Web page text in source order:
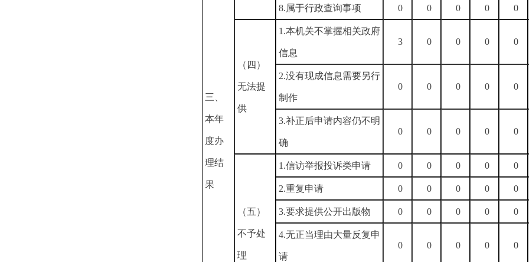
三、
本年
度办
理结
果
8.属于行政查询事项 0 0 0 0 0
（四）
无法提
供
1.本机关不掌握相关政府
信息
3 0 0 0 0
2.没有现成信息需要另行
制作
0 0 0 0 0
3.补正后申请内容仍不明
确
0 0 0 0 0
（五）
不予处
理
1.信访举报投诉类申请 0 0 0 0 0
2.重复申请 0 0 0 0 0
3.要求提供公开出版物 0 0 0 0 0
4.无正当理由大量反复申
请
0 0 0 0 0